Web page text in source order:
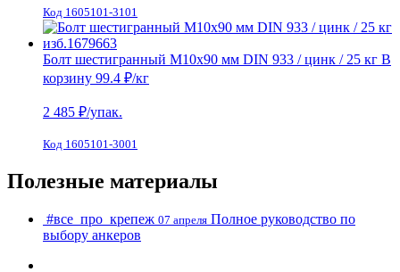
Код 1605101-3101
Болт шестигранный М10х90 мм DIN 933 / цинк / 25 кг В
корзину 99.4 ₽/кг
2 485 ₽/упак.
Код 1605101-3001
Полезные материалы
#все_про_крепеж 07 апреля Полное руководство по
выбору анкеров